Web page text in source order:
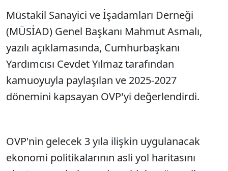
Müstakil Sanayici ve İşadamları Derneği
(MÜSİAD) Genel Başkanı Mahmut Asmalı,
yazılı açıklamasında, Cumhurbaşkanı
Yardımcısı Cevdet Yılmaz tarafından
kamuoyuyla paylaşılan ve 2025-2027
dönemini kapsayan OVP'yi değerlendirdi.
OVP'nin gelecek 3 yıla ilişkin uygulanacak
ekonomi politikalarının asli yol haritasını